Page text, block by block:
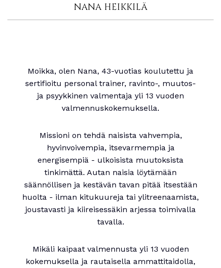
NANA HEIKKILÄ
Moikka, olen Nana, 43-vuotias koulutettu ja
sertifioitu personal trainer, ravinto-, muutos-
ja psyykkinen valmentaja yli 13 vuoden
valmennuskokemuksella.
Missioni on tehdä naisista vahvempia,
hyvinvoivempia, itsevarmempia ja
energisempiä - ulkoisista muutoksista
tinkimättä. Autan naisia löytämään
säännöllisen ja kestävän tavan pitää itsestään
huolta - ilman kitukuureja tai ylitreenaamista,
joustavasti ja kiireisessäkin arjessa toimivalla
tavalla.
Mikäli kaipaat valmennusta yli 13 vuoden
kokemuksella ja rautaisella ammattitaidolla,